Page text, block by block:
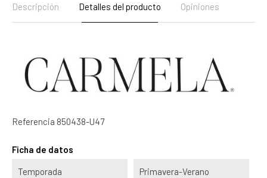
Descripción Detalles del producto Opiniones
Referencia 850438-U47
Ficha de datos
Temporada Primavera-Verano